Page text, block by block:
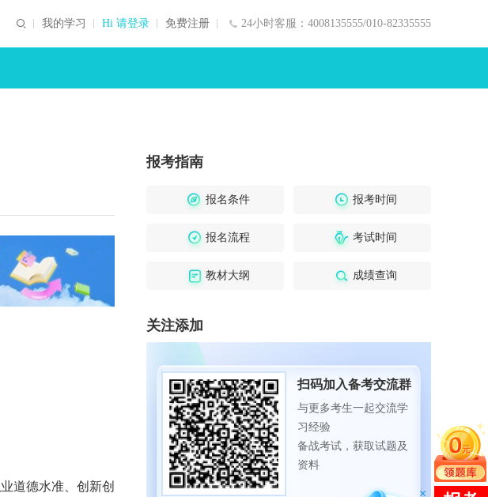
24小时客服：4008135555/010-82335555
我的学习 Hi 请登录 免费注册
道德水准、创新创
报考指南
报名条件 报考时间
报名流程 考试时间
教材大纲 成绩查询
关注添加
扫码加入备考交流群
与更多考生一起交流学
习经验
备战考试，获取试题及
资料